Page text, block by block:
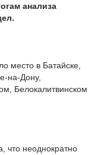
анализа
место в Батайске,
на-Дону,
Белокалитвинском
что неоднократно